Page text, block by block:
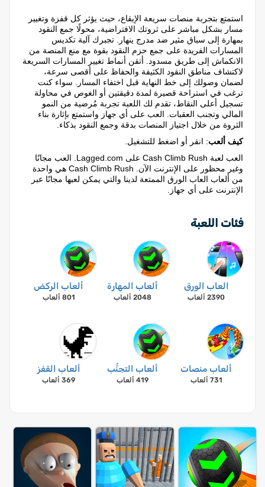
استمتع بتجربة منصات سريعة الإيقاع، حيث يؤثر كل قفزة وتغيير
مسار بشكل مباشر على ثروتك الافتراضية، محولًا جمع النقود
بمهارة إلى سباق مثير ضد مدرج ينهار. تجبرك آلية تكديس
المسارات الفريدة على جمع حزم النقود بقوة مع منع المنصة من
الانكماش إلى طريق مسدود. أتقن أنماط تغيير المسارات السريعة
لاكتشاف مناطق النقود الكثيفة والحفاظ على أقصى سرعة،
لضمان وصولك إلى خط النهاية قبل اختفاء المسار. سواء كنت
ترغب في استراحة قصيرة لمدة دقيقتين أو الغوص في محاولة
تسجيل أعلى النقاط، تقدم لك اللعبة تجربة مُرضية من النمو
المالي وتجنب العقبات. العب على أي جهاز واستمتع بإثارة بناء
الثروة من خلال اجتياز المنصات بدقة وجمع النقود بذكاء.
كيف ألعب: انقر أو اضغط للتشغيل.
العب لعبة Cash Climb Rush على Lagged.com. العب مجانًا
وغير محظور على الإنترنت الآن. Cash Climb Rush هي واحدة
من ألعاب العاب الورق الممتعة لدينا والتي يمكن لعبها مجانًا عبر
الإنترنت على أي جهاز.
فئات اللعبة
العاب الورق
2390 ألعاب
ألعاب المهارة
2048 ألعاب
ألعاب الركض
801 ألعاب
ألعاب منصات
731 ألعاب
ألعاب التجنُّب
419 ألعاب
ألعاب القفز
369 ألعاب